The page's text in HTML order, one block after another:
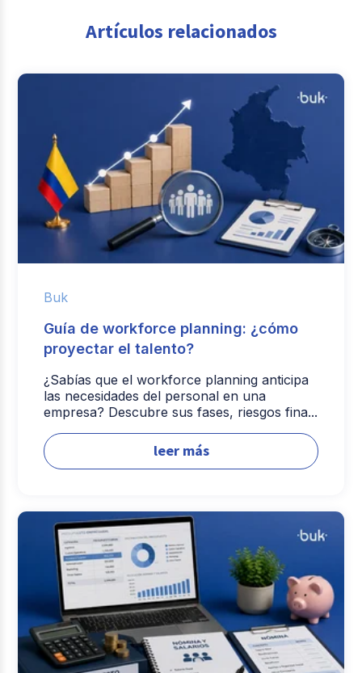
Artículos relacionados
Buk
Guía de workforce planning: ¿cómo
proyectar el talento?
¿Sabías que el workforce planning anticipa
las necesidades del personal en una
empresa? Descubre sus fases, riesgos fina...
leer más